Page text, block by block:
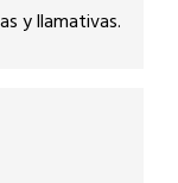
y llamativas.